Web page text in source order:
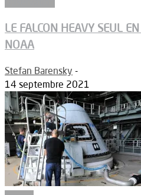
LE FALCON HEAVY SEUL
NOAA
Stefan Barensky -
14 septembre 2021